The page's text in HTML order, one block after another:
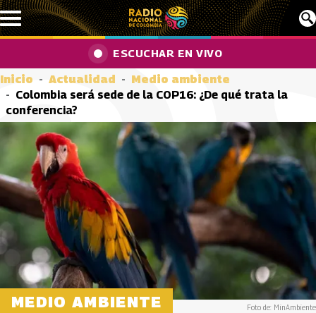
Pasar al contenido principal
ESCUCHAR EN VIVO
Inicio Actualidad
Medio ambiente
Colombia será sede de la COP16: ¿De qué trata la
conferencia?
MEDIO AMBIENTE Foto de: MinAmbiente